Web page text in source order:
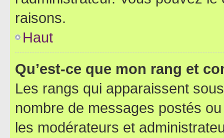
raisons.
Haut
Qu’est-ce que mon rang et
Les rangs qui apparaissent
nombre de messages postés
les modérateurs et